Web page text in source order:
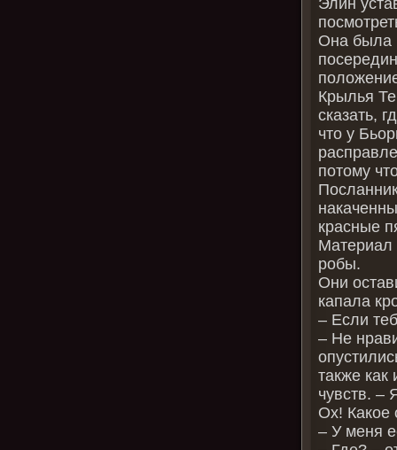
Она была
Крылья
сказать,
что у
потому
красные
Материал
робы.
Они
капала
– Если
– Не
также
чувств. –
Ох! Какое
– У меня